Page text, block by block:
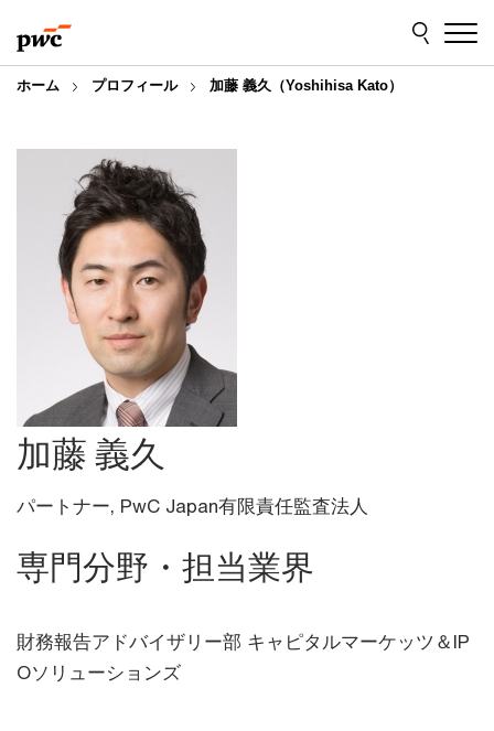
to
content
to
footer
ホーム プロフィール 加藤 義久（Yoshihisa Kato）
加藤 義久
パートナー, PwC Japan有限責任監査法人
専門分野・担当業界
財務報告アドバイザリー部 キャピタルマーケッツ＆IP
Oソリューションズ